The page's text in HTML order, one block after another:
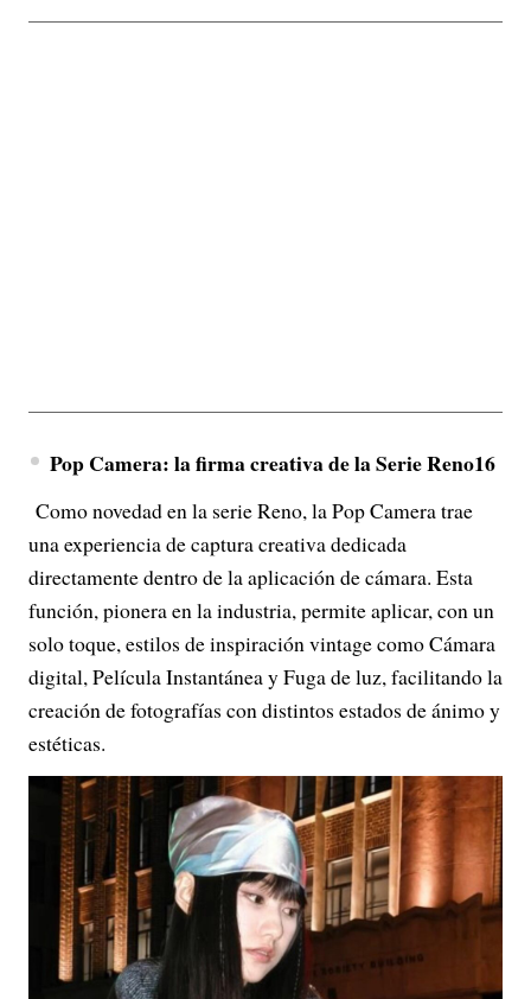
Pop Camera: la firma creativa de la Serie Reno16
Como novedad en la serie Reno, la Pop Camera trae
una experiencia de captura creativa dedicada
directamente dentro de la aplicación de cámara. Esta
función, pionera en la industria, permite aplicar, con un
solo toque, estilos de inspiración vintage como Cámara
digital, Película Instantánea y Fuga de luz, facilitando la
creación de fotografías con distintos estados de ánimo y
estéticas.